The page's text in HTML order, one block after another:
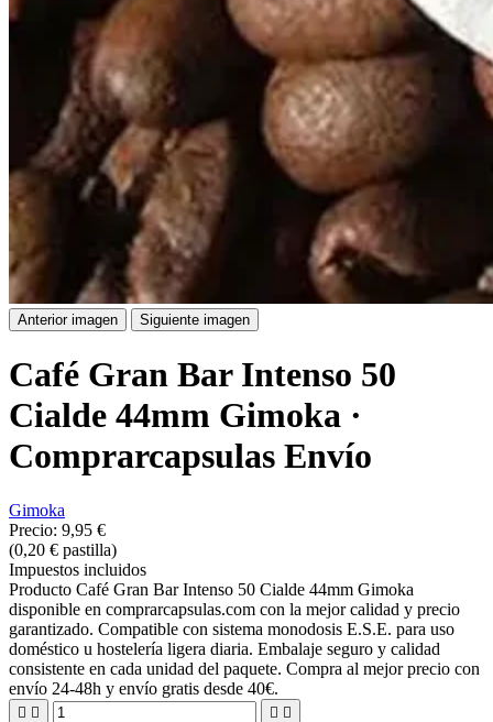
Anterior imagen Siguiente imagen
Café Gran Bar Intenso 50
Cialde 44mm Gimoka ·
Comprarcapsulas Envío
Gimoka
Precio: 9,95 €
(0,20 € pastilla)
Impuestos incluidos
Producto Café Gran Bar Intenso 50 Cialde 44mm Gimoka
disponible en comprarcapsulas.com con la mejor calidad y precio
garantizado. Compatible con sistema monodosis E.S.E. para uso
doméstico u hostelería ligera diaria. Embalaje seguro y calidad
consistente en cada unidad del paquete. Compra al mejor precio con
envío 24-48h y envío gratis desde 40€.
   